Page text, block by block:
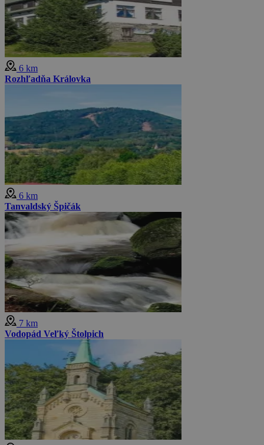
6 km
Rozhľadňa Královka
6 km
Tanvaldský Špičák
7 km
Vodopád Veľký Štolpich